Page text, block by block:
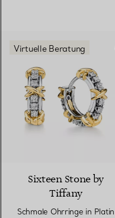
Virtuelle Beratung
Sixteen Stone by
Tiffany
Schmale Ohrringe in Platin